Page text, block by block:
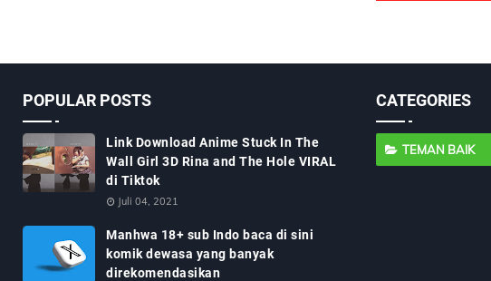
POPULAR POSTS
Link Download Anime Stuck In The
Wall Girl 3D Rina and The Hole VIRAL
di Tiktok
Juli 04, 2021
Manhwa 18+ sub Indo baca di sini
komik dewasa yang banyak
direkomendasikan
CATEGORIES
TEMAN BAIK